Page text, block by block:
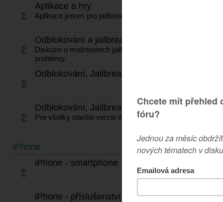
Aplikace a hry
Aplikace jenom pro jailbreaknuté zařízení.
Odblokování a jailbreak iOS
Diskuze o možnostech jailbreaku, novinky, dění,
problémy.
Odblokování, Jailbreak iOS 7.*
Odblokování, Jailbreak iOS 1 - iOS 6
Pre všetky staršie verzie iOS.
iPhone TÉMATA
iPhone - smartphone
iPhone - příslušenství